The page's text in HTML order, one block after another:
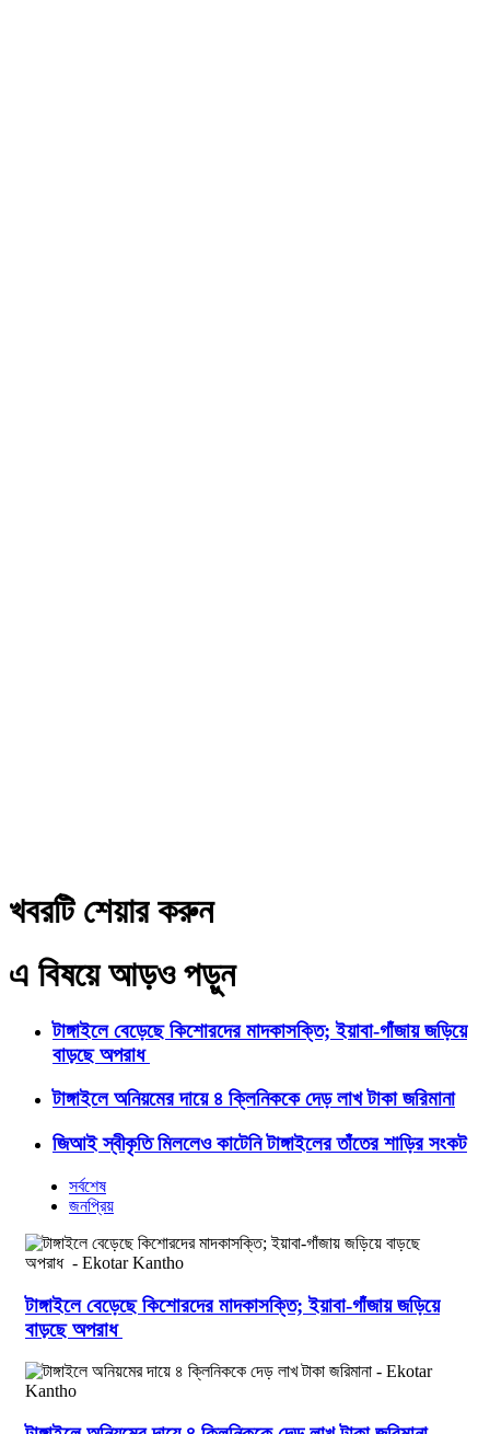
খবরটি শেয়ার করুন
এ বিষয়ে আড়ও পড়ুন
টাঙ্গাইলে বেড়েছে কিশোরদের মাদকাসক্তি; ইয়াবা-গাঁজায় জড়িয়ে
বাড়ছে অপরাধ
টাঙ্গাইলে অনিয়মের দায়ে ৪ ক্লিনিককে দেড় লাখ টাকা জরিমানা
জিআই স্বীকৃতি মিললেও কাটেনি টাঙ্গাইলের তাঁতের শাড়ির সংকট
সর্বশেষ
জনপ্রিয়
টাঙ্গাইলে বেড়েছে কিশোরদের মাদকাসক্তি; ইয়াবা-গাঁজায় জড়িয়ে
বাড়ছে অপরাধ